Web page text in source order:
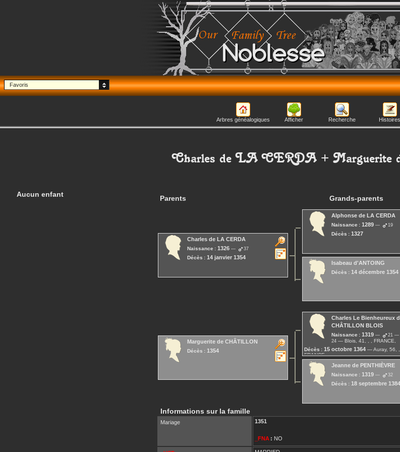
Noblesse
Favoris
Arbres généalogiques Afficher Recherche Histoires
Charles de LA CERDA + Marguerite
Aucun enfant Parents Grands-parents
Charles de LA CERDA
Naissance : 1326 37
Décès : 14 janvier 1354
Alphonse de LA CERDA
Naissance : 1289 19
Décès : 1327
Isabeau d'ANTOING
Décès : 14 décembre 1354
Marguerite de CHÂTILLON
Décès : 1354
Charles Le Bienheureux
CHÂTILLON BLOIS
Naissance : 1319
21
24
Blois, 41, , , FRANCE,
Décès : 15 octobre 1364
Auray, 56, , ,
FRANCE,
Jeanne de PENTHIÈVRE
Naissance : 1319 32
Décès : 18 septembre 1384
Informations sur la famille
Mariage 1351
_FNA : NO